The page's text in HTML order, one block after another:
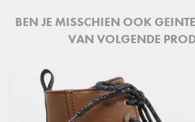
BEN JE MISSCHIEN OOK
VAN VOLGENDE